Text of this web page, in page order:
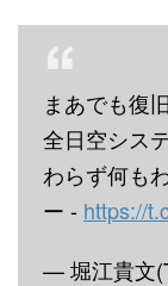
まあでも復
全日空シス
わらず何も
ー - https://
— 堀江貴文